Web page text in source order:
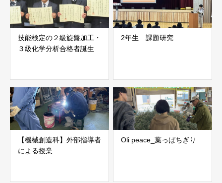
技能検定の２級旋盤加工・
３級化学分析合格者誕生
2年生 課題研究
【機械創造科】外部指導者
による授業
Oli peace_葉っぱちぎり